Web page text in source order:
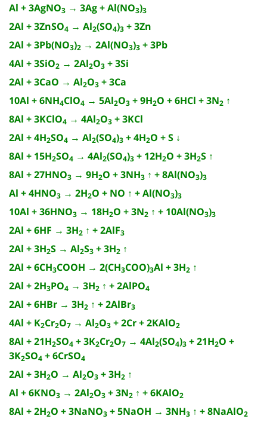
Al + 3AgNO3 → 3Ag + Al(NO3)3
2Al + 3ZnSO4 → Al2(SO4)3 + 3Zn
2Al + 3Pb(NO3)2 → 2Al(NO3)3 + 3Pb
4Al + 3SiO2 → 2Al2O3 + 3Si
2Al + 3CaO → Al2O3 + 3Ca
10Al + 6NH4ClO4 → 5Al2O3 + 9H2O + 6HCl + 3N2 ↑
8Al + 3KClO4 → 4Al2O3 + 3KCl
2Al + 4H2SO4 → Al2(SO4)3 + 4H2O + S ↓
8Al + 15H2SO4 → 4Al2(SO4)3 + 12H2O + 3H2S ↑
8Al + 27HNO3 → 9H2O + 3NH3 ↑ + 8Al(NO3)3
Al + 4HNO3 → 2H2O + NO ↑ + Al(NO3)3
10Al + 36HNO3 → 18H2O + 3N2 ↑ + 10Al(NO3)3
2Al + 6HF → 3H2 ↑ + 2AlF3
2Al + 3H2S → Al2S3 + 3H2 ↑
2Al + 6CH3COOH → 2(CH3COO)3Al + 3H2 ↑
2Al + 2H3PO4 → 3H2 ↑ + 2AlPO4
2Al + 6HBr → 3H2 ↑ + 2AlBr3
4Al + K2Cr2O7 → Al2O3 + 2Cr + 2KAlO2
8Al + 21H2SO4 + 3K2Cr2O7 → 4Al2(SO4)3 + 21H2O +
3K2SO4 + 6CrSO4
2Al + 3H2O → Al2O3 + 3H2 ↑
Al + 6KNO3 → 2Al2O3 + 3N2 ↑ + 6KAlO2
8Al + 2H2O + 3NaNO3 + 5NaOH → 3NH3 ↑ + 8NaAlO2